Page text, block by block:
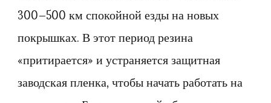
зимних
–
что
это,
300–500 км спокойной езды на новых
покрышках. В этот период резина
«притирается» и устраняется защитная
заводская пленка, чтобы начать работать на